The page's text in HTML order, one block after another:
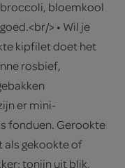
bloemkool
> • Wil je
kipfilet doet het
rosbief,
er mini-
fonduen. Gerookte
als gekookte of
tonijn uit blik.